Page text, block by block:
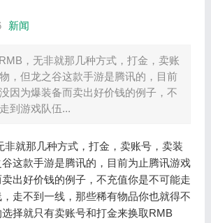
新闻
，无非就那几种方式，打金，卖账
，但龙之谷这款手游是腾讯的，目前
因为爆装备而卖出好价钱的例子，不
到游戏队伍...
非就那几种方式，打金，卖账号，卖装
这款手游是腾讯的，目前为止腾讯游戏
出好价钱的例子，不充值你是不可能走
走不到一线，那些稀有物品你也就得不
择就只有卖账号和打金来换取RMB